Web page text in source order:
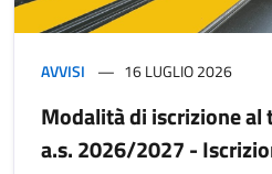
AVVISI 16 LUGLIO 2026
Modalità di iscrizione
a.s. 2026/2027 -